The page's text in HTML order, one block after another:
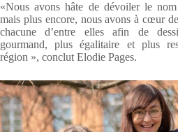
«Nous avons hâte de dévoiler le
mais plus encore, nous avons à cœur
chacune d’entre elles afin de
gourmand, plus égalitaire et plus
région », conclut Elodie Pages.